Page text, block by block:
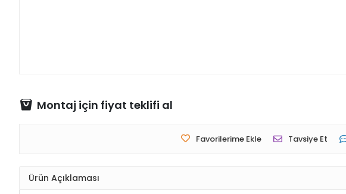
Montaj için fiyat teklifi al
Favorilerime Ekle Tavsiye Et
Ürün Açıklaması